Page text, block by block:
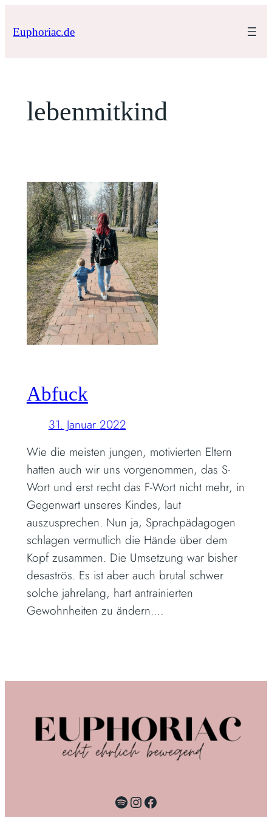
Inhalt
Euphoriac.de
lebenmitkind
Abfuck
31. Januar 2022
Wie die meisten jungen, motivierten Eltern
hatten auch wir uns vorgenommen, das S-
Wort und erst recht das F-Wort nicht mehr, in
Gegenwart unseres Kindes, laut
auszusprechen. Nun ja, Sprachpädagogen
schlagen vermutlich die Hände über dem
Kopf zusammen. Die Umsetzung war bisher
desaströs. Es ist aber auch brutal schwer
solche jahrelang, hart antrainierten
Gewohnheiten zu ändern.…
Spotify
Instagram
Facebook